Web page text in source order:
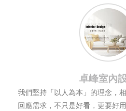
卓峰室內
我們堅持「以人為本」的理念，
回應需求，不只是好看，更要好